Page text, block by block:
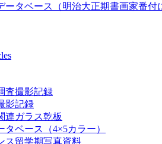
ータベース（明治大正期書画家番付
査撮影記録
影記録
連ガラス乾板
タベース（4×5カラー）
ス留学期写真資料